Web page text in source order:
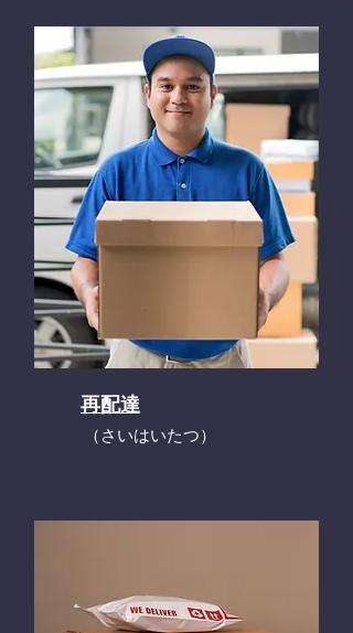
再配達
​（さいはいたつ）